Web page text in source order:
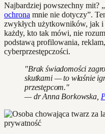
Najbardziej powszechny mit?
ochrona mnie nie dotyczy”.
zwykłych użytkowników, jak i
każdy, kto tak mówi, nie
podstawą profilowania,
cyberprzestępczości.
"Brak świadomości
skutkami — to właśnie
przestępcom."
— dr Anna Borkowska,